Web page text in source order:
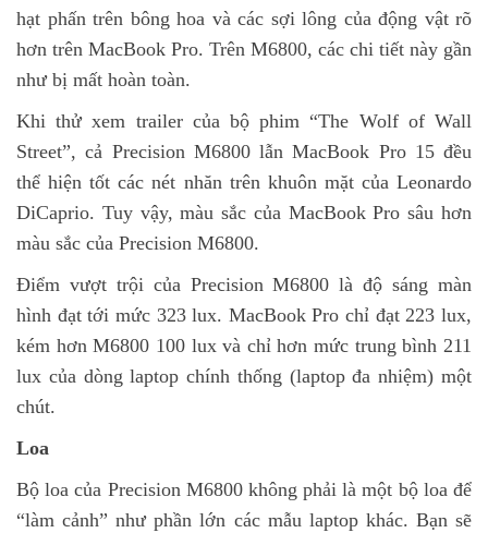
hạt phấn trên bông hoa và các sợi lông của động vật rõ
hơn trên MacBook Pro. Trên M6800, các chi tiết này gần
như bị mất hoàn toàn.
Khi thử xem trailer của bộ phim “The Wolf of Wall
Street”, cả Precision M6800 lẫn MacBook Pro 15 đều
thể hiện tốt các nét nhăn trên khuôn mặt của Leonardo
DiCaprio. Tuy vậy, màu sắc của MacBook Pro sâu hơn
màu sắc của Precision M6800.
Điểm vượt trội của Precision M6800 là độ sáng màn
hình đạt tới mức 323 lux. MacBook Pro chỉ đạt 223 lux,
kém hơn M6800 100 lux và chỉ hơn mức trung bình 211
lux của dòng laptop chính thống (laptop đa nhiệm) một
chút.
Loa
Bộ loa của Precision M6800 không phải là một bộ loa để
“làm cảnh” như phần lớn các mẫu laptop khác. Bạn sẽ